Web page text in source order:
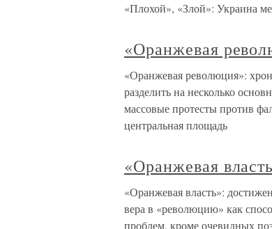
«Плохой», «Злой»: Украина
«Оранжевая
«Оранжевая революция»:
разделить на несколько
массовые протесты против
центральная площадь
«Оранжевая
«Оранжевая власть»:
вера в «революцию» как
проблем, кроме очевидных